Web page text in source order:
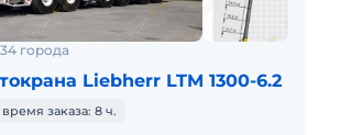
города
Liebherr LTM 1300-6.2
заказа: 8 ч.